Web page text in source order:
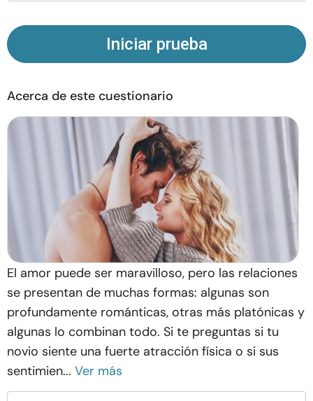
Sobre nosotros Escríbenos
© Copyright 2026. Todos los derechos reservados.
Iniciar prueba
Acerca de este cuestionario
El amor puede ser maravilloso, pero las relaciones
se presentan de muchas formas: algunas son
profundamente románticas, otras más platónicas y
algunas lo combinan todo. Si te preguntas si tu
novio siente una fuerte atracción física o si sus
sentimien... Ver más